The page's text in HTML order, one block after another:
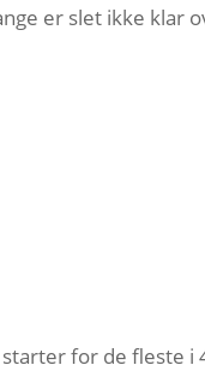
er slet ikke klar
for de fleste i